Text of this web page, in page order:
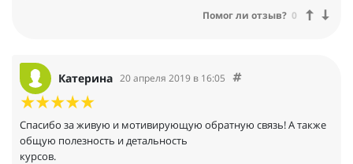
Помог ли отзыв? 0
Катерина 20 апреля 2019 в 16:05
Спасибо за живую и мотивирующую обратную связь! А также
общую полезность и детальность
курсов.